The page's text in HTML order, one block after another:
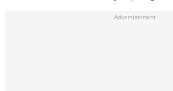
Advertisement